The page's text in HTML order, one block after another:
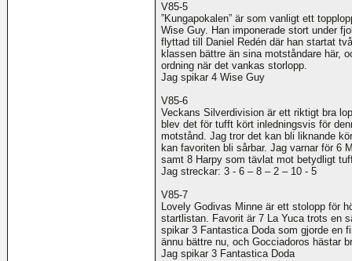
V85-5
”Kungapokalen” är som vanligt ett
Wise Guy. Han imponerade stort under
flyttad till Daniel Redén där han startat
klassen bättre än sina motståndare här,
ordning när det vankas storlopp.
Jag spikar 4 Wise Guy
V85-6
Veckans Silverdivision är ett riktigt bra
blev det för tufft kört inledningsvis för
motstånd. Jag tror det kan bli liknande
kan favoriten bli sårbar. Jag varnar för 6
samt 8 Harpy som tävlat mot betydligt
Jag streckar: 3 - 6 – 8 – 2 – 10 - 5
V85-7
Lovely Godivas Minne är ett stolopp för
startlistan. Favorit är 7 La Yuca trots en
spikar 3 Fantastica Doda som gjorde en
ännu bättre nu, och Gocciadoros hästar
Jag spikar 3 Fantastica Doda